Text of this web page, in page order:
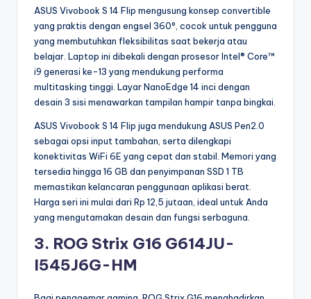
ASUS Vivobook S 14 Flip mengusung konsep convertible
yang praktis dengan engsel 360°, cocok untuk pengguna
yang membutuhkan fleksibilitas saat bekerja atau
belajar. Laptop ini dibekali dengan prosesor Intel® Core™
i9 generasi ke-13 yang mendukung performa
multitasking tinggi. Layar NanoEdge 14 inci dengan
desain 3 sisi menawarkan tampilan hampir tanpa bingkai.
ASUS Vivobook S 14 Flip juga mendukung ASUS Pen2.0
sebagai opsi input tambahan, serta dilengkapi
konektivitas WiFi 6E yang cepat dan stabil. Memori yang
tersedia hingga 16 GB dan penyimpanan SSD 1 TB
memastikan kelancaran penggunaan aplikasi berat.
Harga seri ini mulai dari Rp 12,5 jutaan, ideal untuk Anda
yang mengutamakan desain dan fungsi serbaguna.
3. ROG Strix G16 G614JU-
I545J6G-HM